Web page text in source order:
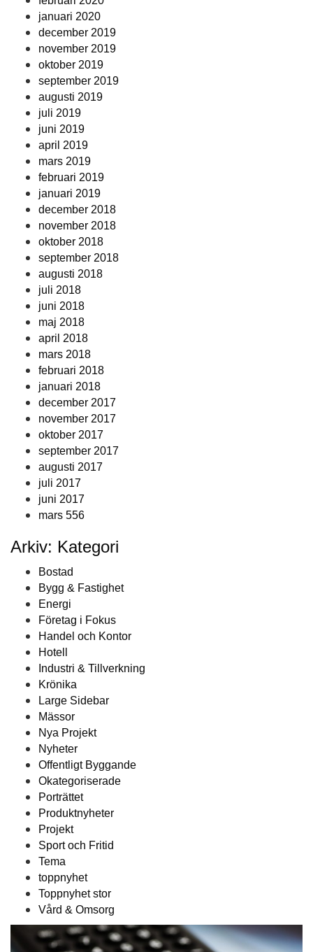
januari 2020
december 2019
november 2019
oktober 2019
september 2019
augusti 2019
juli 2019
juni 2019
april 2019
mars 2019
februari 2019
januari 2019
december 2018
november 2018
oktober 2018
september 2018
augusti 2018
juli 2018
juni 2018
maj 2018
april 2018
mars 2018
februari 2018
januari 2018
december 2017
november 2017
oktober 2017
september 2017
augusti 2017
juli 2017
juni 2017
mars 556
Arkiv: Kategori
Bostad
Bygg & Fastighet
Energi
Företag i Fokus
Handel och Kontor
Hotell
Industri & Tillverkning
Krönika
Large Sidebar
Mässor
Nya Projekt
Nyheter
Offentligt Byggande
Okategoriserade
Porträttet
Produktnyheter
Projekt
Sport och Fritid
Tema
toppnyhet
Toppnyhet stor
Vård & Omsorg